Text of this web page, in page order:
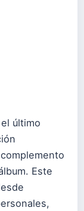
último
Este